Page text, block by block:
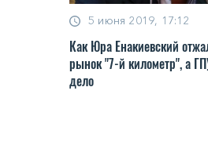
5 июня 2019, 17:12
Как Юра Енакиевский
рынок "7-й километр", а
дело